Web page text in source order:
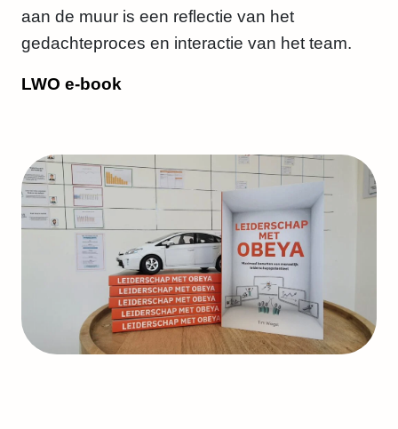
aan de muur is een reflectie van het
gedachteproces en interactie van het team.
LWO e-book